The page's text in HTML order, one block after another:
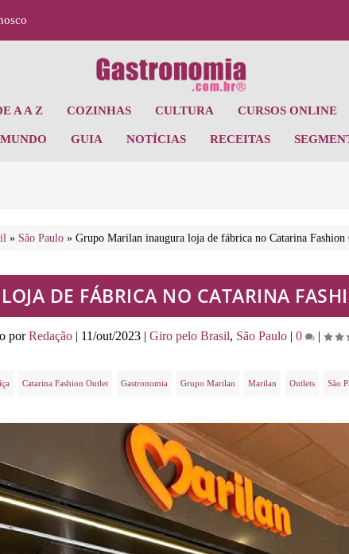
A A Z COZINHAS CULTURA CURSOS ONLINE
GUIA NOTÍCIAS RECEITAS
» São Paulo» Grupo Marilan inaugura loja de fábrica no Catarina Fashion
DE FÁBRICA NO CATARINA
porRedação | 11/out/2023 | Giro pelo Brasil, São Paulo | 0 |
Catarina Fashion Outlet Gastronomia Grupo Marilan Marilan Outlets São